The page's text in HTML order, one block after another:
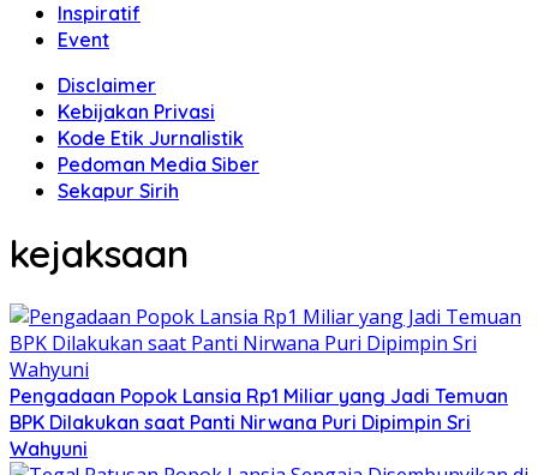
Inspiratif
Event
Disclaimer
Kebijakan Privasi
Kode Etik Jurnalistik
Pedoman Media Siber
Sekapur Sirih
kejaksaan
Pengadaan Popok Lansia Rp1 Miliar yang Jadi Temuan
BPK Dilakukan saat Panti Nirwana Puri Dipimpin Sri
Wahyuni